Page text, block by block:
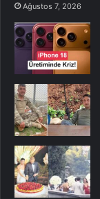
Ağustos 7, 2026